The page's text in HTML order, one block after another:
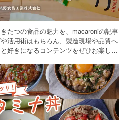
たつの食品の魅力を、macaroniの記事
活用術はもちろん、製造現場や品質へ
好きになるコンテンツをぜひお楽しみ